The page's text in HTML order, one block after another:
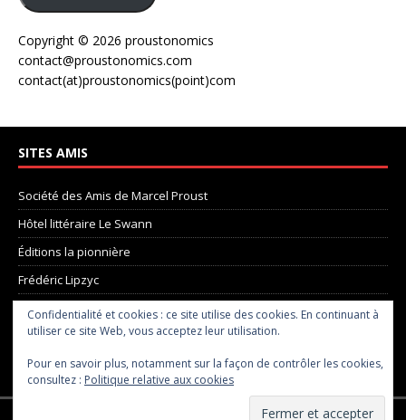
Copyright © 2026 proustonomics
contact@proustonomics.com
contact(at)proustonomics(point)com
SITES AMIS
Société des Amis de Marcel Proust
Hôtel littéraire Le Swann
Éditions la pionnière
Frédéric Lipzyc
La Madeleine de Proust
Pôle Proust
le site de Chris Taylor
Confidentialité et cookies : ce site utilise des cookies. En continuant à
utiliser ce site Web, vous acceptez leur utilisation.
Pour en savoir plus, notamment sur la façon de contrôler les cookies,
consultez : Politique relative aux cookies